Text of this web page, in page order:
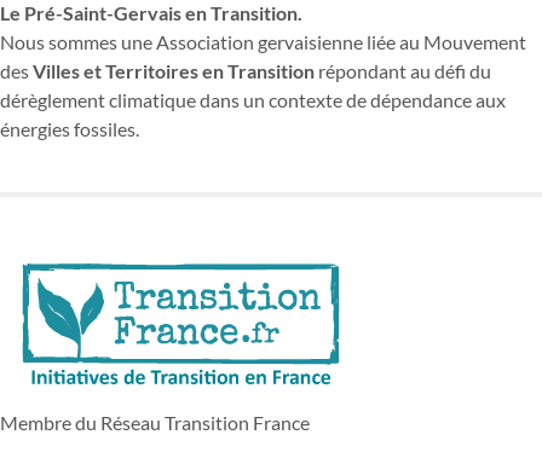
Le Pré-Saint-Gervais en Transition.
Nous sommes une Association gervaisienne liée au Mouvement
desVilles et Territoires en Transition répondant au défi du
dérèglement climatique dans un contexte de dépendance aux
énergies fossiles.
Membre du Réseau Transition France